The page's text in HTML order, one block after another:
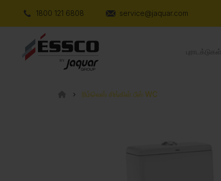
1800 121 6808 service@jaquar.com
புராடக்டுகள்
ரிம்லெஸ் சிங்கிள் பீஸ் WC